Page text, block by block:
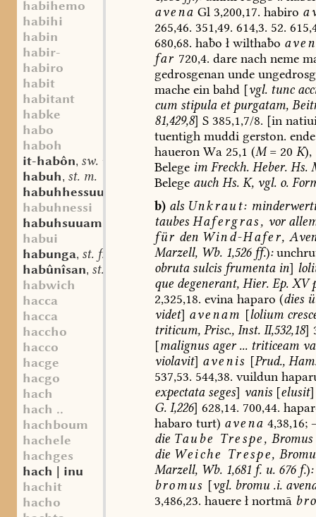
habihemo
habihi
habin
habir-
habiro
habit
habitant
habke
habo
haboh
it-habôn, sw. v.
habuh, st. m.
habuhhessuuam
st. m.
habuhnessi
habuhsuuammo
sw. m.
habui
habunga, st. f.
habûnîsan, st. n.
habwich
hacca
hacca
haccho
hacco
hacge
hacgo
hach
hach ..
hachboum
hachele
hachges
hach | inu
hachit
hacho
avena Gl 3,200,17. habiro
265,46. 351,49. 614,3. 52.
680,68. hao łwilthao
far 720,4. darenachneme
gedrosgenan unde
macheeinbahd[vgl. tunc
cumstipulaetpurgatam,
81,429,8] S385,1,7/8. [in
tuentighmuddigerston. ende
haueron Wa25,1 (M=20 K),
Belege im Freckh.Heber.Hs.
Belege auchHs.K, vgl.o.
b) als Unkraut:
taubes Hafergras, vor
für den Wind-Hafer,
Marzell,Wb.1,526ff.):
obrutasulcisfrumentain]
quedegenerant,Hier.Ep.XV
2,325,18. evinahaparo (dies
videt] avenam [lolium
triticum,Prisc.,Inst.II,532,18]
[malignusager...triticeam
violavit] avenis [Prud.,
537,53. 544,38. vuildun
expectataseges] vanis[elusit]
G.I,226] 628,14. 700,44.
habaro turt) avena 4,38,16;
die Taube Trespe, Bromus
die Weiche Trespe,
Marzell,Wb.1,681f.u.676f.):
bromus [vgl. bromu.i.
3,486,23. hauereł nortmā